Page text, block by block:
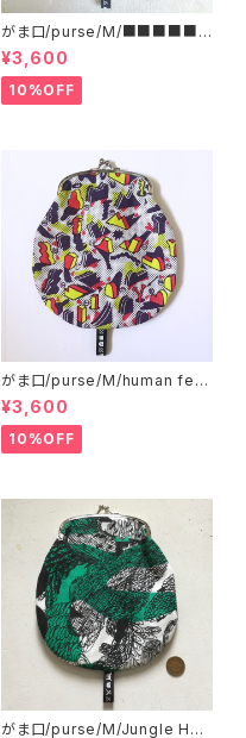
がま口/purse/M/■■■■■
■■■ AB
¥3,600
10%OFF
がま口/purse/M/human ferti
lizer
¥3,600
10%OFF
がま口/purse/M/Jungle Her